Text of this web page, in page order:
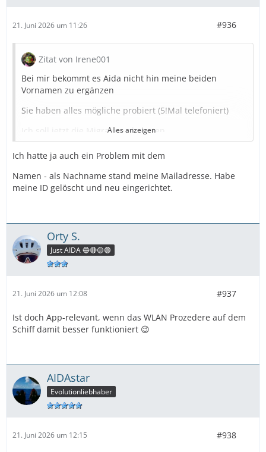
21. Juni 2026 um 11:26 #936
Zitat von Irene001
Bei mir bekommt es Aida nicht hin meine beiden
Vornamen zu ergänzen
Sie haben alles mögliche probiert (5!Mal telefoniert)
Ich soll jetzt die Migration abwarten
Mein Manifest musste ich nochmals eintippen
Von meinem Mann wurde es übernommen
Prozent plus Meilen habe ich extra getestet
Alles anzeigen
Ich hatte ja auch ein Problem mit dem
Namen - als Nachname stand meine Mailadresse. Habe
meine ID gelöscht und neu eingerichtet.
Orty S.
Just AIDA 🔵🔴🟡🟢
21. Juni 2026 um 12:08 #937
Ist doch App-relevant, wenn das WLAN Prozedere auf dem
Schiff damit besser funktioniert 😉
AIDAstar
Evolutionliebhaber
21. Juni 2026 um 12:15 #938